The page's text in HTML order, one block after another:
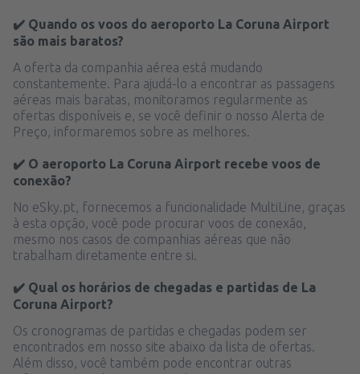
✔️ Quando os voos do aeroporto La Coruna Airport
são mais baratos?
A oferta da companhia aérea está mudando
constantemente. Para ajudá-lo a encontrar as passagens
aéreas mais baratas, monitoramos regularmente as
ofertas disponíveis e, se você definir o nosso Alerta de
Preço, informaremos sobre as melhores.
✔️ O aeroporto La Coruna Airport recebe voos de
conexão?
No eSky.pt, fornecemos a funcionalidade MultiLine, graças
à esta opção, você pode procurar voos de conexão,
mesmo nos casos de companhias aéreas que não
trabalham diretamente entre si.
✔️ Qual os horários de chegadas e partidas de La
Coruna Airport?
Os cronogramas de partidas e chegadas podem ser
encontrados em nosso site abaixo da lista de ofertas.
Além disso, você também pode encontrar outras